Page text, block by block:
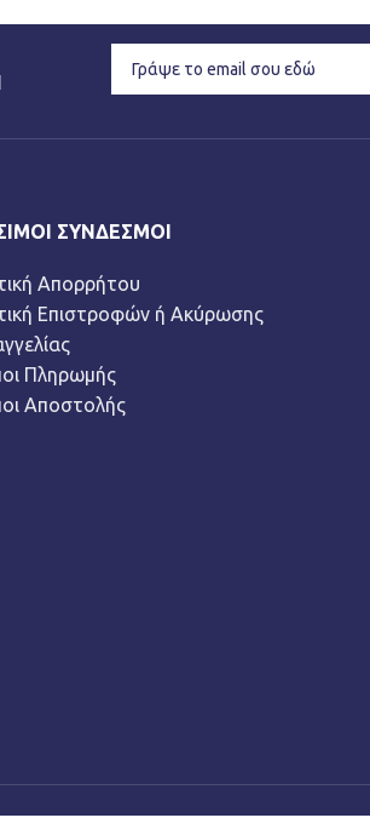
ΣΎΝΔΕΣΜΟΙ
Απορρήτου
Επιστροφών ή Ακύρωσης
Πληρωμής
Αποστολής